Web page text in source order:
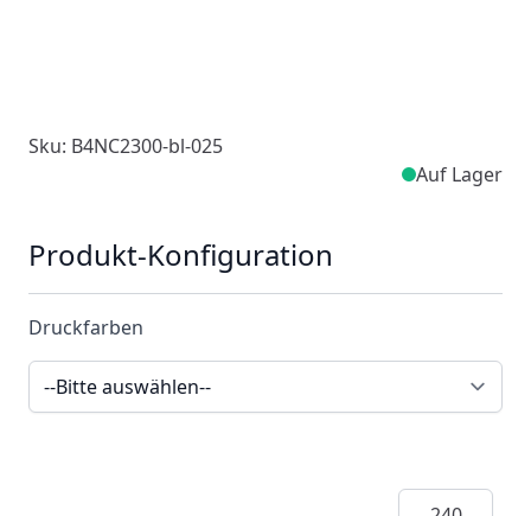
Sku: B4NC2300-bl-025
Auf Lager
Produkt-Konfiguration
Druckfarben
Menge